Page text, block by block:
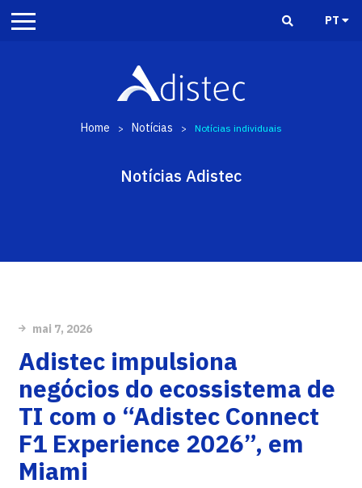
PT
Home > Notícias > Notícias individuais
Notícias Adistec
mai 7, 2026
Adistec impulsiona
negócios do ecossistema de
TI com o “Adistec Connect
F1 Experience 2026”, em
Miami